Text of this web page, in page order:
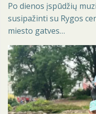
Po dienos įspūdžių
susipažinti su Rygos
miesto gatves…